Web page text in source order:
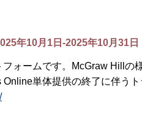
年10月1日-2025年10月31日
ォームです。McGraw Hillの
単体提供の終了に伴うト